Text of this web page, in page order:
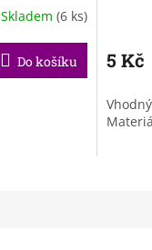
Skladem (6 ks)
Do košíku 5 Kč